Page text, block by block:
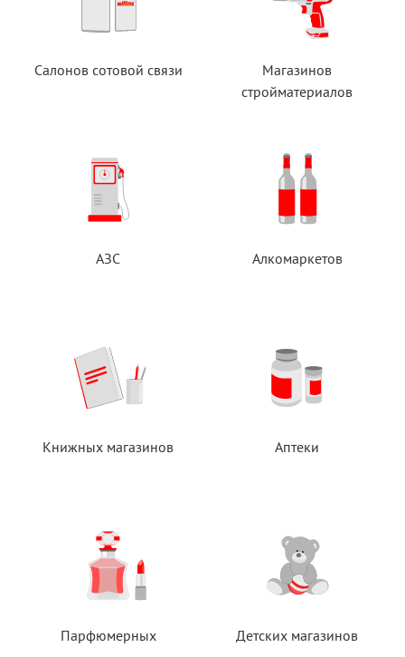
Салонов сотовой связи
Магазинов
стройматериалов
АЗС Алкомаркетов
Книжных магазинов Аптеки
Парфюмерных Детских магазинов